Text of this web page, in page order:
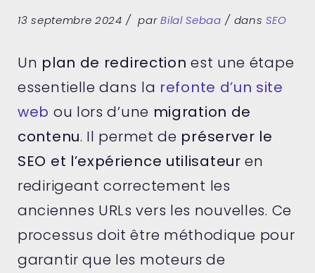
13 septembre 2024 parBilal Sebaa dansSEO
Un plan de redirection est une étape
essentielle dans la refonte d’un site
web ou lors d’une migration de
contenu. Il permet de préserver le
SEO et l’expérience utilisateuren
redirigeant correctement les
anciennes URLs vers les nouvelles. Ce
processus doit être méthodique pour
garantir que les moteurs de